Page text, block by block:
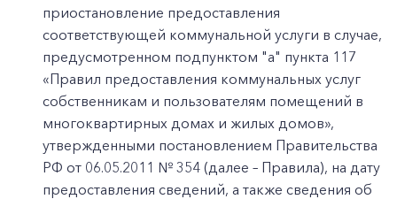
приостановление предоставления
соответствующей коммунальной услуги в случае,
предусмотренном подпунктом "а" пункта 117
«Правил предоставления коммунальных услуг
собственникам и пользователям помещений в
многоквартирных домах и жилых домов»,
утвержденными постановлением Правительства
РФ от 06.05.2011 № 354 (далее – Правила), на дату
предоставления сведений, а также сведения об